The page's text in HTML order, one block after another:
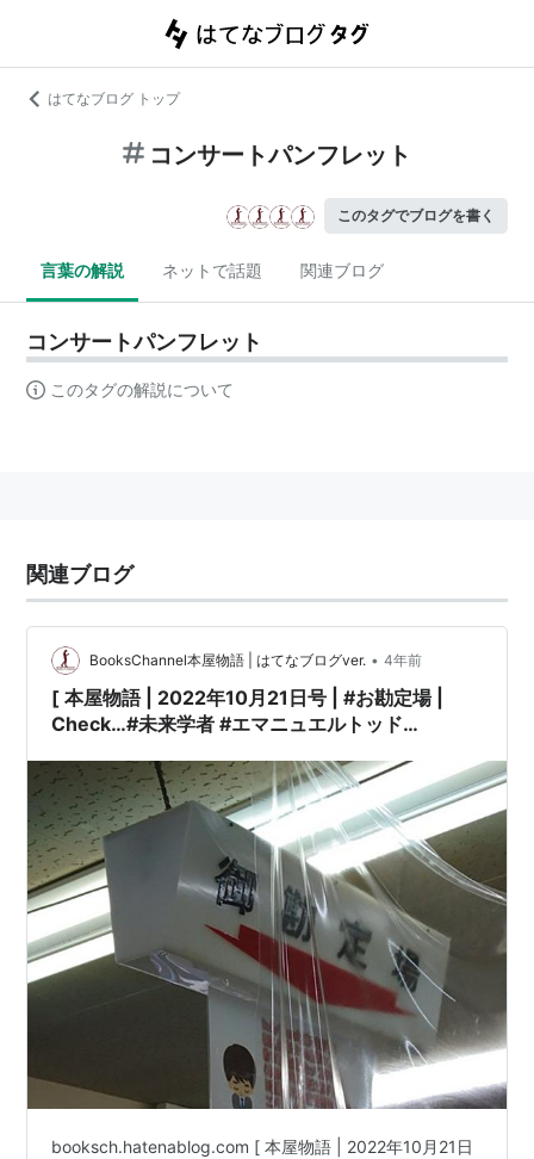
はてなブログ トップ
コンサートパンフレット
このタグでブログを書く
言葉の解説 ネットで話題 関連ブログ
コンサートパンフレット
このタグの解説について
関連ブログ
BooksChannel本屋物語 | はてなブログver. • 4年前
[ 本屋物語 | 2022年10月21日号 | #お勘定場 |
Check…#未来学者 #エマニュエルトッド
プ 店内ポスター +4枚 #藤井教授 他
booksch.hatenablog.com [ 本屋物語 | 2022年10月21日